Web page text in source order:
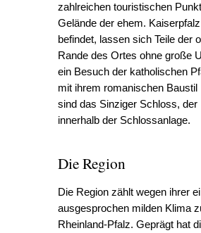
zahlreichen touristischen
Gelände der ehem.
befindet, lassen sich Teile der
Rande des Ortes ohne große
ein Besuch der katholischen
mit ihrem romanischen
sind das Sinziger Schloss,
innerhalb der Schlossanlage.
Die Region
Die Region zählt wegen ihrer
ausgesprochen milden Klima
Rheinland-Pfalz. Geprägt hat